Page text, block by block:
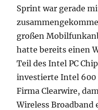
Sprint war gerade
großen
hatte bereits einen
Teil des Intel PC
investierte Intel
Firma Clearwire,
Wireless Broadband